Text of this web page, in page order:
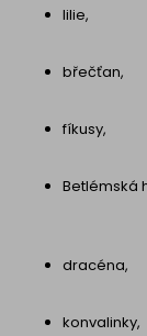
lilie,
břečťan,
fíkusy,
Betlémská
dracéna,
konvalinky,